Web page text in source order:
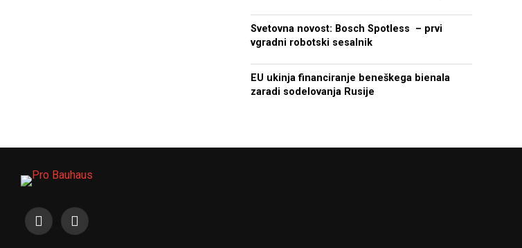
Svetovna novost: Bosch Spotless – prvi
vgradni robotski sesalnik
EU ukinja financiranje beneškega bienala
zaradi sodelovanja Rusije